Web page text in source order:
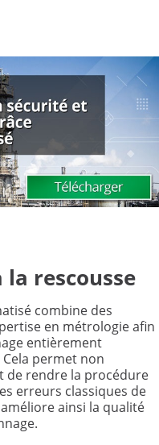
rescousse
combine des
en métrologie afin
entièrement
permet non
de rendre la procédure
erreurs classiques de
ainsi la qualité